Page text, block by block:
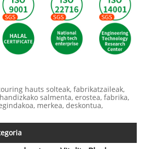
hauts solteak, fabrikatzaileak,
salmenta, erostea, fabrika,
merkea, deskontua,